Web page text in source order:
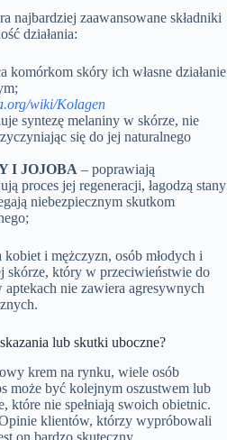
najbardziej zaawansowane składniki
działania:
komórkom skóry ich własne działanie
wiki/Kolagen
syntezę melaniny w skórze, nie
się do jej naturalnego
I JOJOBA – poprawiają
proces jej regeneracji, łagodzą stany
niebezpiecznym skutkom
i mężczyzn, osób młodych i
skórze, który w przeciwieństwie do
nie zawiera agresywnych
lub skutki uboczne?
krem na rynku, wiele osób
może być kolejnym oszustwem lub
które nie spełniają swoich obietnic.
klientów, którzy wypróbowali
on bardzo skuteczny.